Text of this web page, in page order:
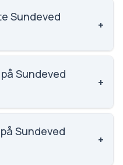
Sundeved
+
Telefon:
5, Bovrup.
Sundeved
+
for Sundeved
Sundeved
+